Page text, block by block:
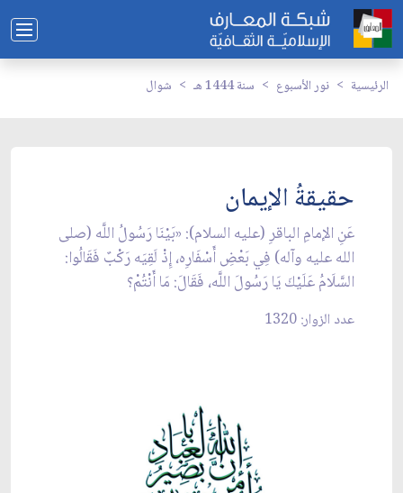
الرئيسية نور الأسبوع سنة 1444 هـ شوال
حقيقةُ الإيمان
عَنِ الإمامِ الباقرِ (عليه السلام): «بَيْنَا رَسُولُ اللَّه (صلى
الله عليه وآله) فِي بَعْضِ أَسْفَارِه، إِذْ لَقِيَه رَكْبٌ فَقَالُوا:
السَّلَامُ عَلَيْكَ يَا رَسُولَ اللَّه، فَقَالَ: مَا أَنْتُمْ؟
عدد الزوار: 1320